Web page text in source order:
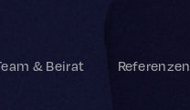
& Beirat Referenzen